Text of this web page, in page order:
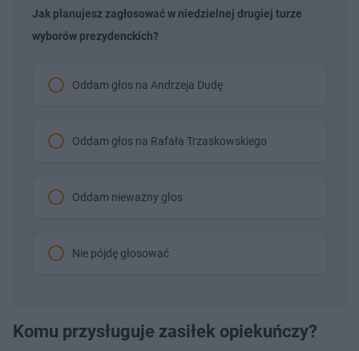
Jak planujesz zagłosować w niedzielnej drugiej turze
wyborów prezydenckich?
Oddam głos na Andrzeja Dudę
Oddam głos na Rafała Trzaskowskiego
Oddam nieważny głos
Nie pójdę głosować
Komu przysługuje zasiłek opiekuńczy?